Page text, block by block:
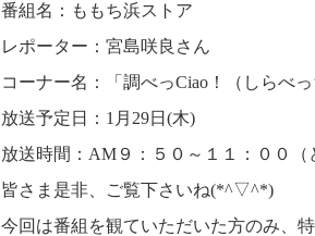
番組名：ももち浜ストア
レポーター：宮島咲良さん
コーナー名：「調べっCiao！（しらべ
放送予定日：1月29日(木)
放送時間：AM９：５０～１１：００（
皆さま是非、ご覧下さいね(*^▽^*)
今回は番組を観ていただいた方のみ、